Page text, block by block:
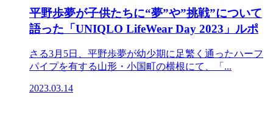
平野歩夢が子供たちに“夢”や”挑戦”について
語った「UNIQLO LifeWear Day 2023」ルポ
さる3月5日、平野歩夢が幼少期に足繁く通ったハーフ
パイプを有する山形・小国町の横根にて、「...
2023.03.14